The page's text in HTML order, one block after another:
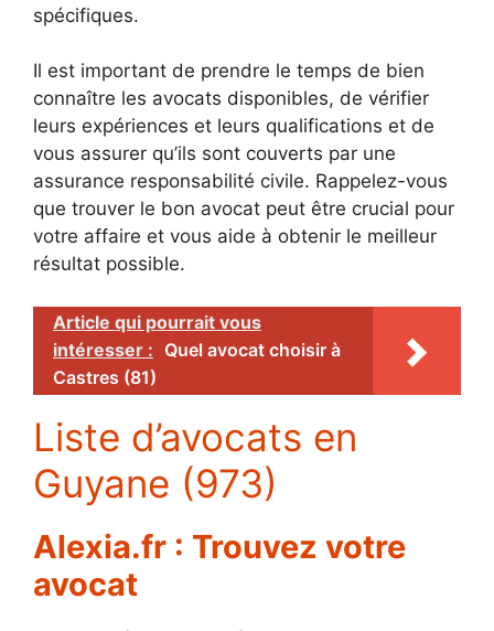
spécifiques.
Il est important de prendre le temps de bien
connaître les avocats disponibles, de vérifier
leurs expériences et leurs qualifications et de
vous assurer qu’ils sont couverts par une
assurance responsabilité civile. Rappelez-vous
que trouver le bon avocat peut être crucial pour
votre affaire et vous aide à obtenir le meilleur
résultat possible.
Article qui pourrait vous
intéresser : Quel avocat choisir à
Castres (81)
Liste d’avocats en
Guyane (973)
Alexia.fr : Trouvez votre
avocat